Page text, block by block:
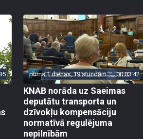
pirms 1 dienas, 19 stundām 00:03:42
KNAB norāda uz Saeimas
deputātu transporta un
dzīvokļu kompensāciju
normatīvā regulējuma
nepilnībām